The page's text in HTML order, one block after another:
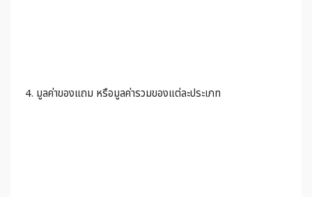
4. มูลค่าของแถม หรือมูลค่ารวมของแต่ละประเภท